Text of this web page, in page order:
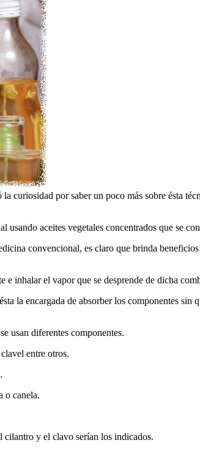
curiosidad por saber un poco más sobre ésta
aceites vegetales concentrados que se
convencional, es claro que brinda
e inhalar el vapor que se desprende de dicha
la encargada de absorber los componentes
usan diferentes componentes.
entre otros.
o canela.
cilantro y el clavo serían los indicados.